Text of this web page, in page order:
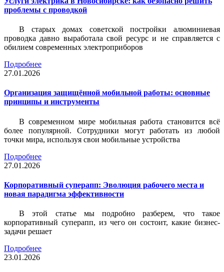
проблемы с проводкой
В старых домах советской постройки алюминиевая
проводка давно выработала свой ресурс и не справляется с
обилием современных электроприборов
Подробнее
27.01.2026
Организация защищённой мобильной работы: основные
принципы и инструменты
В современном мире мобильная работа становится всё
более популярной. Сотрудники могут работать из любой
точки мира, используя свои мобильные устройства
Подробнее
27.01.2026
Корпоративный суперапп: Эволюция рабочего места и
новая парадигма эффективности
В этой статье мы подробно разберем, что такое
корпоративный суперапп, из чего он состоит, какие бизнес-
задачи решает
Подробнее
23.01.2026